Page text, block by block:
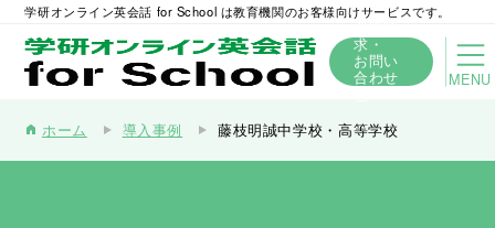
学研オンライン英会話 for School は教育機関のお客様向けサービスです。
求・
お問い
合わせ
MENU
home ホーム 導入事例 藤枝明誠中学校・高等学校